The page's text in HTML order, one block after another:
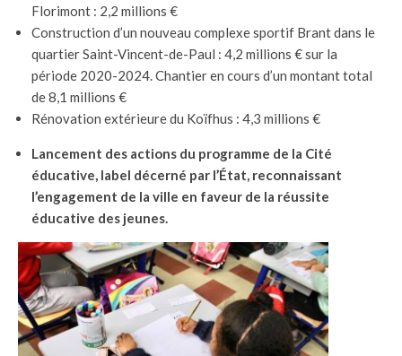
Florimont : 2,2 millions €
Construction d’un nouveau complexe sportif Brant dans le
quartier Saint-Vincent-de-Paul : 4,2 millions € sur la
période 2020-2024. Chantier en cours d’un montant total
de 8,1 millions €
Rénovation extérieure du Koïfhus : 4,3 millions €
Lancement des actions du programme de la Cité
éducative, label décerné par l’État, reconnaissant
l’engagement de la ville en faveur de la réussite
éducative des jeunes.